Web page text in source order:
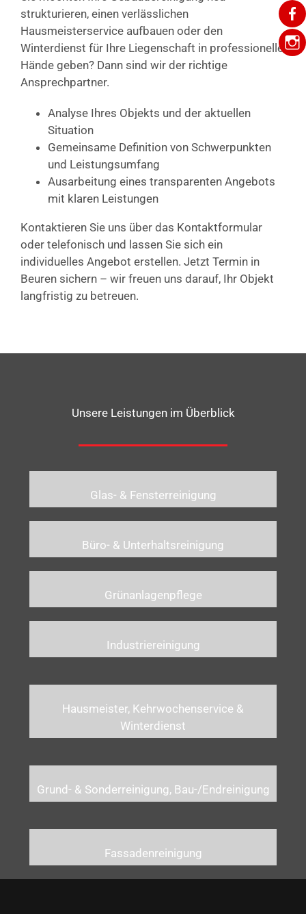
strukturieren, einen verlässlichen
Hausmeisterservice aufbauen oder den
Winterdienst für Ihre Liegenschaft in professionelle
Hände geben? Dann sind wir der richtige
Ansprechpartner.
Analyse Ihres Objekts und der aktuellen
Situation
Gemeinsame Definition von Schwerpunkten
und Leistungsumfang
Ausarbeitung eines transparenten Angebots
mit klaren Leistungen
Kontaktieren Sie uns über das Kontaktformular
oder telefonisch und lassen Sie sich ein
individuelles Angebot erstellen. Jetzt Termin in
Beuren sichern – wir freuen uns darauf, Ihr Objekt
langfristig zu betreuen.
Unsere Leistungen im Überblick
Glas- & Fensterreinigung
Büro- & Unterhaltsreinigung
Grünanlagenpflege
Industriereinigung
Hausmeister, Kehrwochenservice &
Winterdienst
Grund- & Sonderreinigung, Bau-/Endreinigung
Fassadenreinigung